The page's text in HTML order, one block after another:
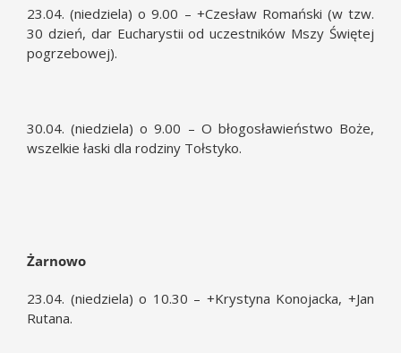
23.04. (niedziela) o 9.00 – +Czesław Romański (w tzw.
30 dzień, dar Eucharystii od uczestników Mszy Świętej
pogrzebowej).
30.04. (niedziela) o 9.00 – O błogosławieństwo Boże,
wszelkie łaski dla rodziny Tołstyko.
Żarnowo
23.04. (niedziela) o 10.30 – +Krystyna Konojacka, +Jan
Rutana.